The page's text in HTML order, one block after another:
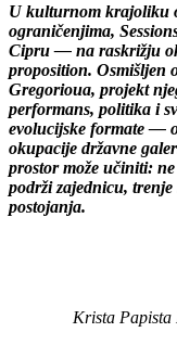
U kulturnom krajoliku
ograničenjima,
Cipru — na raskrižju
proposition. Osmišljen
Gregorioua, projekt
performans, politika i
evolucijske formate —
okupacije državne
prostor može učiniti:
podrži zajednicu,
postojanja.
Krista